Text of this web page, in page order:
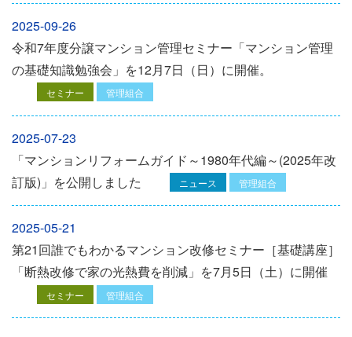
2025-09-26
令和7年度分譲マンション管理セミナー「マンション管理
の基礎知識勉強会」を12⽉7⽇（⽇）に開催。
セミナー 管理組合
2025-07-23
「マンションリフォームガイド～1980年代編～(2025年改
訂版)」を公開しました
ニュース 管理組合
2025-05-21
第21回誰でもわかるマンション改修セミナー［基礎講座］
「断熱改修で家の光熱費を削減」を7月5日（土）に開催
セミナー 管理組合